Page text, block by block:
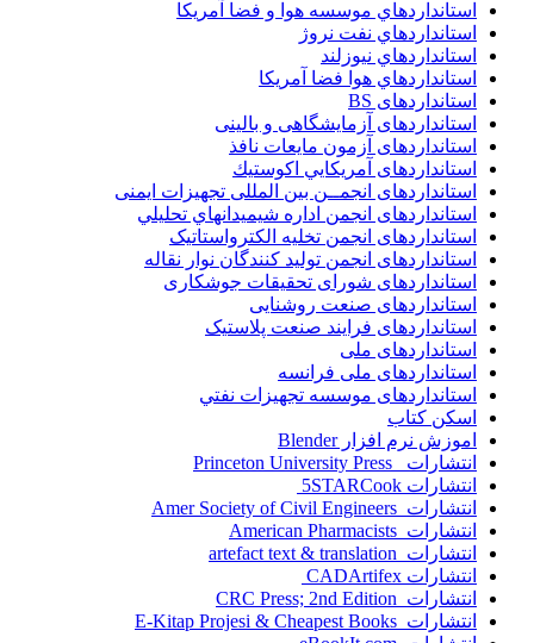
استانداردهاي موسسه هوا و فضا آمريکا
استانداردهاي نفت نروژ
استانداردهاي نيوزلند
استانداردهاي هوا فضا آمريکا
استانداردهای BS
استانداردهای آزمایشگاهی و بالینی
استانداردهای آزمون مایعات نافذ
استانداردهای آمريكايي اكوستيك
استانداردهای انجمــن بين المللى تجهيزات ايمنى
استانداردهای انجمن اداره شيميدانهاي تحليلي
استانداردهای انجمن تخليه الکترواستاتيک
استانداردهای انجمن توليد کنندگان نوار نقاله
استانداردهای شورای تحقیقات جوشکاری
استانداردهای صنعت روشنایی
استانداردهای فرايند صنعت پلاستيک
استانداردهای ملی
استانداردهای ملی فرانسه
استانداردهای موسسه تجهيزات نفتي
اسکن کتاب
اموزش نرم افزار Blender
انتشارات Princeton University Press
انتشارات ‎ 5STARCook
انتشارات Amer Society of Civil Engineers
انتشارات American Pharmacists
انتشارات artefact text & translation
انتشارات ‎ CADArtifex
انتشارات CRC Press; 2nd Edition
انتشارات E-Kitap Projesi & Cheapest Books